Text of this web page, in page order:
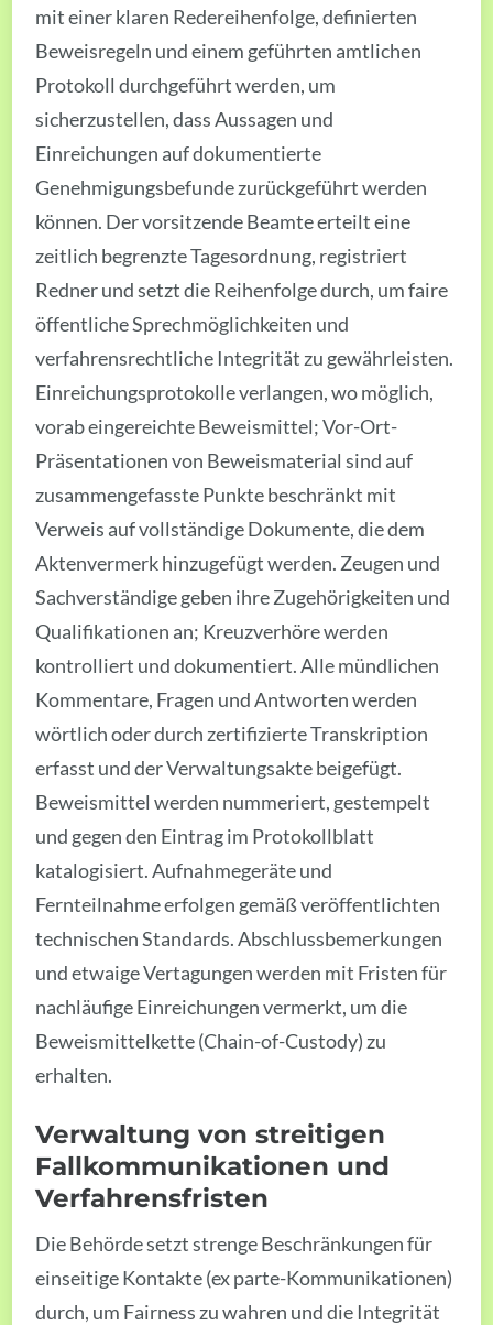
mit einer klaren Redereihenfolge, definierten
Beweisregeln und einem geführten amtlichen
Protokoll durchgeführt werden, um
sicherzustellen, dass Aussagen und
Einreichungen auf dokumentierte
Genehmigungsbefunde zurückgeführt werden
können. Der vorsitzende Beamte erteilt eine
zeitlich begrenzte Tagesordnung, registriert
Redner und setzt die Reihenfolge durch, um faire
öffentliche Sprechmöglichkeiten und
verfahrensrechtliche Integrität zu gewährleisten.
Einreichungsprotokolle verlangen, wo möglich,
vorab eingereichte Beweismittel; Vor-Ort-
Präsentationen von Beweismaterial sind auf
zusammengefasste Punkte beschränkt mit
Verweis auf vollständige Dokumente, die dem
Aktenvermerk hinzugefügt werden. Zeugen und
Sachverständige geben ihre Zugehörigkeiten und
Qualifikationen an; Kreuzverhöre werden
kontrolliert und dokumentiert. Alle mündlichen
Kommentare, Fragen und Antworten werden
wörtlich oder durch zertifizierte Transkription
erfasst und der Verwaltungsakte beigefügt.
Beweismittel werden nummeriert, gestempelt
und gegen den Eintrag im Protokollblatt
katalogisiert. Aufnahmegeräte und
Fernteilnahme erfolgen gemäß veröffentlichten
technischen Standards. Abschlussbemerkungen
und etwaige Vertagungen werden mit Fristen für
nachläufige Einreichungen vermerkt, um die
Beweismittelkette (Chain-of-Custody) zu
erhalten.
Verwaltung von streitigen
Fallkommunikationen und
Verfahrensfristen
Die Behörde setzt strenge Beschränkungen für
einseitige Kontakte (ex parte-Kommunikationen)
durch, um Fairness zu wahren und die Integrität